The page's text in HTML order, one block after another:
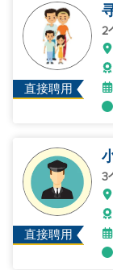
直接聘用
2
直接聘用
3